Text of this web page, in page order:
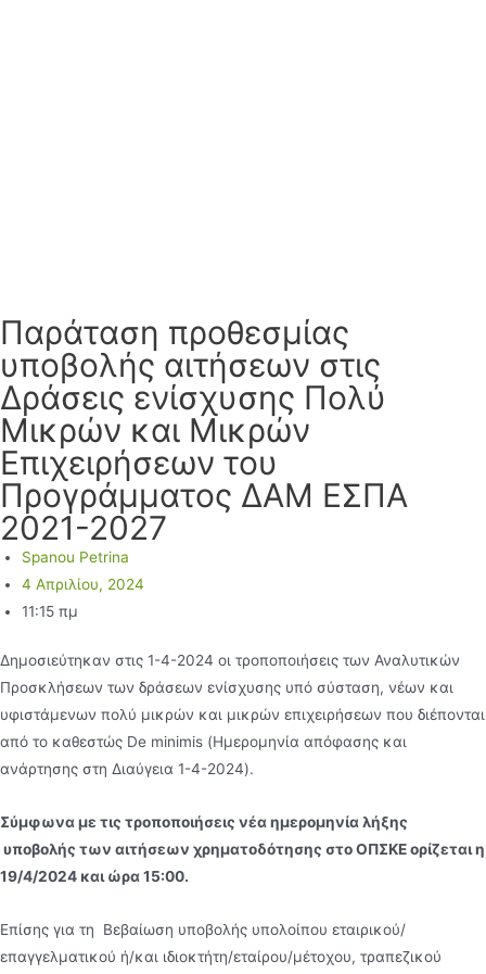
Παράταση προθεσμίας
υποβολής αιτήσεων στις
Δράσεις ενίσχυσης Πολύ
Μικρών και Μικρών
Επιχειρήσεων του
Προγράμματος ΔΑΜ ΕΣΠΑ
2021-2027
Spanou Petrina
4 Απριλίου, 2024
11:15 πμ
Δημοσιεύτηκαν στις 1-4-2024 οι τροποποιήσεις των Αναλυτικών
Προσκλήσεων των δράσεων ενίσχυσης υπό σύσταση, νέων και
υφιστάμενων πολύ μικρών και μικρών επιχειρήσεων που διέπονται
από το καθεστώς De minimis (Ημερομηνία απόφασης και
ανάρτησης στη Διαύγεια 1-4-2024).
Σύμφωνα με τις τροποποιήσεις νέα ημερομηνία λήξης
υποβολής των αιτήσεων χρηματοδότησης στο ΟΠΣΚΕ ορίζεται η
19/4/2024 και ώρα 15:00.
Επίσης για τη Βεβαίωση υποβολής υπολοίπου εταιρικού/
επαγγελματικού ή/και ιδιοκτήτη/εταίρου/μέτοχου, τραπεζικού